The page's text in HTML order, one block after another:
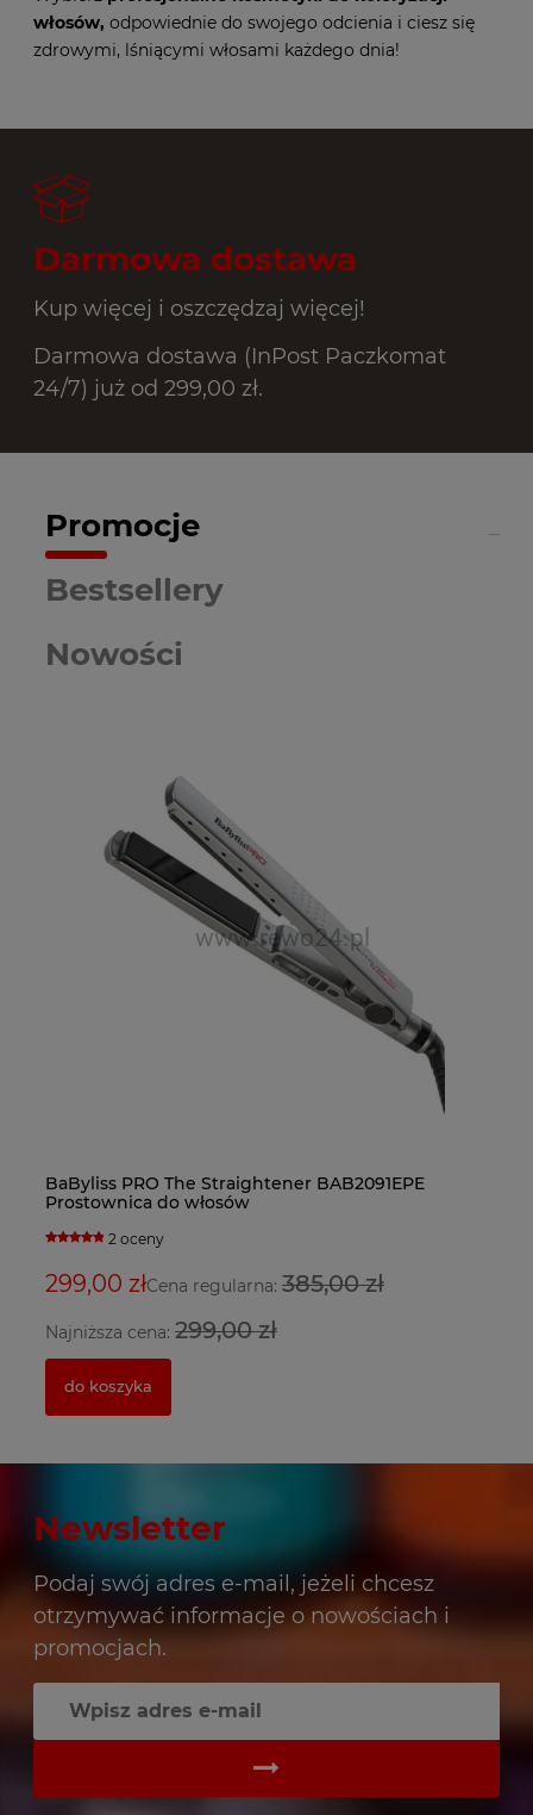
włosów, odpowiednie do swojego odcienia i ciesz się
zdrowymi, lśniącymi włosami każdego dnia!
Darmowa dostawa
Kup więcej i oszczędzaj więcej!
Darmowa dostawa (InPost Paczkomat
24/7) już od 299,00 zł.
Promocje
Nowości
Bestsellery
BaByliss PRO The Straightener BAB2091EPE
Prostownica do włosów
2 oceny
299,00 złCena regularna: 385,00 zł
Najniższa cena: 299,00 zł
do koszyka
Newsletter
Podaj swój adres e-mail, jeżeli chcesz
otrzymywać informacje o nowościach i
promocjach.